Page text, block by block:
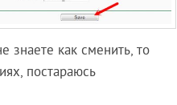
знаете как сменить, то
постараюсь